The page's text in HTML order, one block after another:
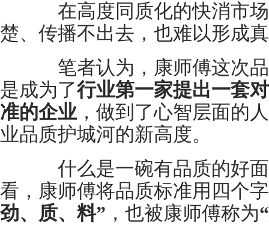
在高度同质化的快消市场
楚、传播不出去，也难以形成
笔者认为，康师傅这次品
是成为了行业第一家提出一套
准的企业 ，做到了心智层面的
业品质护城河的新高度。
什么是一碗有品质的好面
看，康师傅将品质标准用四个
劲、质、料” ，也被康师傅称为